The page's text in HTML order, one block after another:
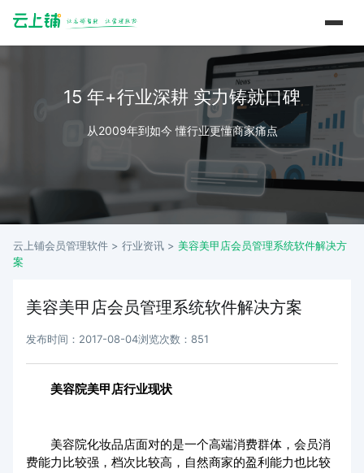
15 年+行业深耕 实力铸就口碑
从2009年到如今 懂行业更懂商家痛点
云上铺会员管理软件 > 行业资讯 > 美容美甲店会员管理系统软件解决方
案
美容美甲店会员管理系统软件解决方案
发布时间：2017-08-04浏览次数：851
美容院美甲店行业现状
美容院化妆品店面对的是一个高端消费群体，会员消
费能力比较强，档次比较高，自然商家的盈利能力也比较